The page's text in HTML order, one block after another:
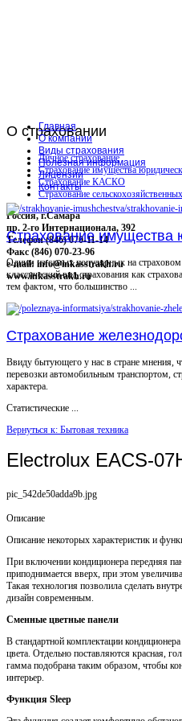
О страховании
Личное страхование
Страхование имущества
Страхование КАСКО
Страхование
Россия, г.Самара
пр. 2-го Интернационала, 392
Телефон (846) 070-11-14
Факс (846) 070-23-96
e-mail: info@inkasstrakh.ru
www.inkasstrakh.ru
Главная
О компании
Виды страхования
Полезная информация
Лицензии
Контакты
Страхование имущества
Одним из самых популярных на страховом
классический вид страхования как
тем фактом, что большинство ...
Страхование
Ввиду бытующего у нас в стране мнения,
перевозки автомобильным транспортом,
характера.
Статистические ...
Вернуться к: Бытовая техника
Electrolux EACS-
pic_542de50adda9b.jpg
Описание
Описание некоторых характеристик и
При включении кондиционера передняя
приподнимается вверх, при этом
Такая технология позволила сделать
дизайн современным.
Сменные цветные панели
В стандартной комплектации
цвета. Отдельно поставляются красная,
гамма подобрана таким образом, чтобы
интерьер.
Функция Sleep